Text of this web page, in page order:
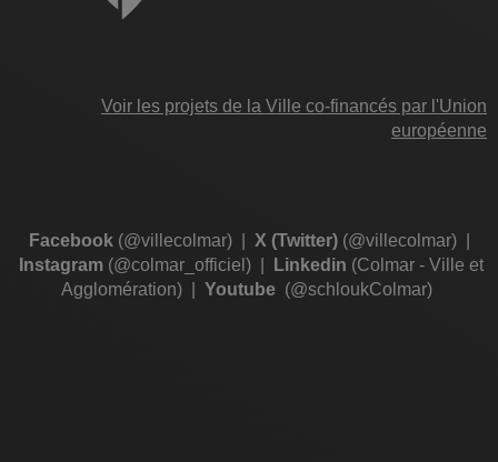
Voir les projets de la Ville co-financés par l'Union
européenne
Facebook(@villecolmar)| X (Twitter)(@villecolmar)|
Instagram (@colmar_officiel) Linkedin (Colmar - Ville et
Agglomération)
Youtube (@schloukColmar)